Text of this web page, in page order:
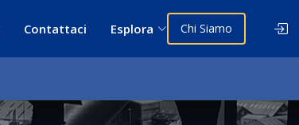
Contattaci Esplora Chi Siamo